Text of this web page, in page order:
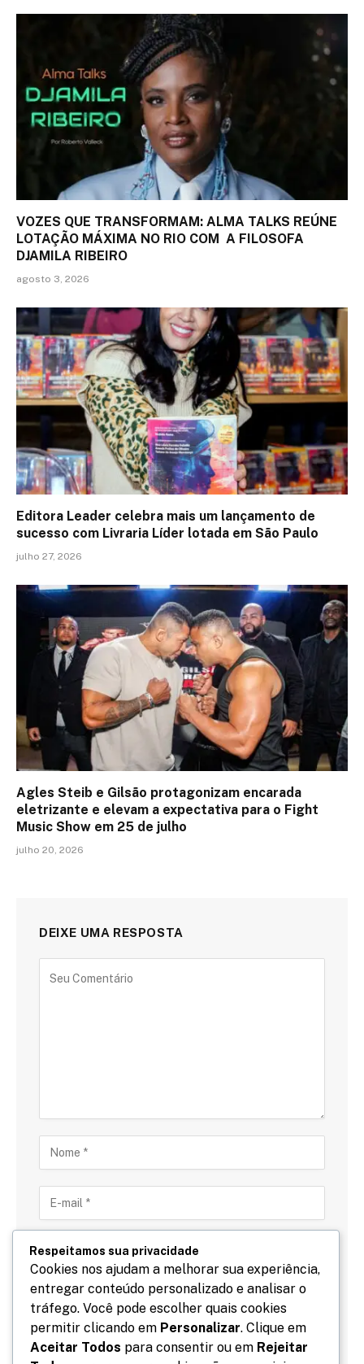
VOZES QUE TRANSFORMAM: ALMA TALKS REÚNE
LOTAÇÃO MÁXIMA NO RIO COM A FILOSOFA
DJAMILA RIBEIRO
agosto 3, 2026
Editora Leader celebra mais um lançamento de
sucesso com Livraria Líder lotada em São Paulo
julho 27, 2026
Agles Steib e Gilsão protagonizam encarada
eletrizante e elevam a expectativa para o Fight
Music Show em 25 de julho
julho 20, 2026
DEIXE UMA RESPOSTA
Salve meu nome, email e site neste navegador para
a próxima vez que eu comentar.
Respeitamos sua privacidade
Cookies nos ajudam a melhorar sua experiência,
entregar conteúdo personalizado e analisar o
tráfego. Você pode escolher quais cookies
permitir clicando em Personalizar. Clique em
Aceitar Todos para consentir ou em Rejeitar